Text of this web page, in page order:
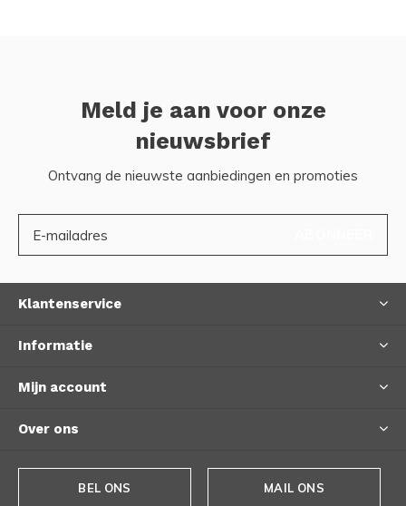
Meld je aan voor onze
nieuwsbrief
Ontvang de nieuwste aanbiedingen en promoties
Klantenservice
Informatie
Mijn account
Over ons
BEL ONS MAIL ONS